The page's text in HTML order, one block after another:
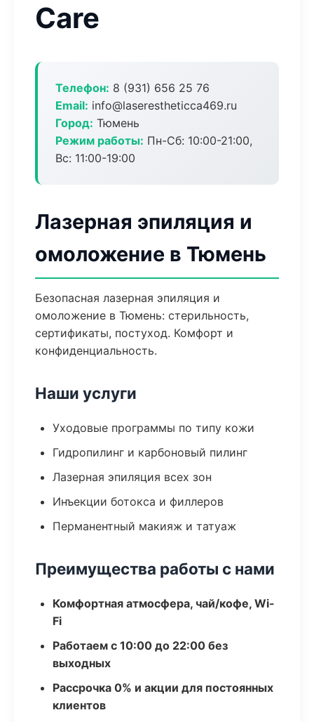
Care
Телефон: 8 (931) 656 25 76
Email: info@laserestheticca469.ru
Город: Тюмень
Режим работы: Пн-Сб: 10:00-21:00,
Вс: 11:00-19:00
Лазерная эпиляция и
омоложение в Тюмень
Безопасная лазерная эпиляция и
омоложение в Тюмень: стерильность,
сертификаты, постуход. Комфорт и
конфиденциальность.
Наши услуги
Уходовые программы по типу кожи
Гидропилинг и карбоновый пилинг
Лазерная эпиляция всех зон
Инъекции ботокса и филлеров
Перманентный макияж и татуаж
Преимущества работы с нами
Комфортная атмосфера, чай/кофе, Wi-
Fi
Работаем с 10:00 до 22:00 без
выходных
Рассрочка 0% и акции для постоянных
клиентов